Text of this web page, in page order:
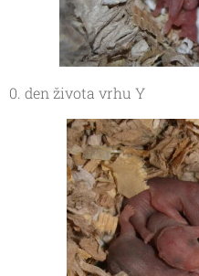
0. den života vrhu Y